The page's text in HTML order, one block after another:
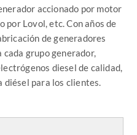
accionado por motor
por Lovol, etc. Con años de
de generadores
grupo generador,
diesel de calidad,
diésel para los clientes.